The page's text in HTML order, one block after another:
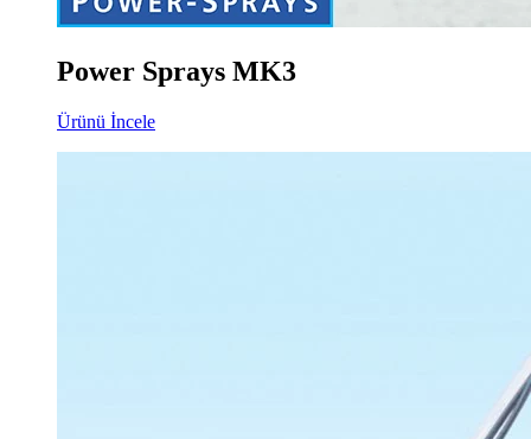
Power Sprays MK3
Ürünü İncele